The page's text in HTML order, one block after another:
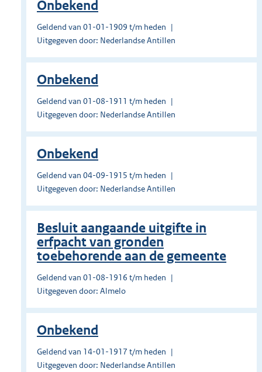
Onbekend
Geldend van 01-01-1909 t/m heden
Uitgegeven door: Nederlandse Antillen
Onbekend
Geldend van 01-08-1911 t/m heden
Uitgegeven door: Nederlandse Antillen
Onbekend
Geldend van 04-09-1915 t/m heden
Uitgegeven door: Nederlandse Antillen
Besluit aangaande uitgifte in
erfpacht van gronden
toebehorende aan de gemeente
Geldend van 01-08-1916 t/m heden
Uitgegeven door: Almelo
Onbekend
Geldend van 14-01-1917 t/m heden
Uitgegeven door: Nederlandse Antillen